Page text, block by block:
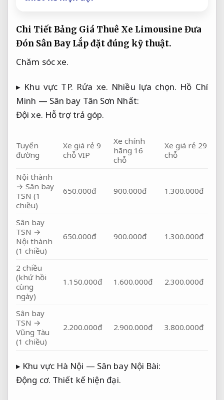
Chi Tiết Bảng Giá Thuê Xe Limousine Đưa
Đón Sân Bay Lắp đặt đúng kỹ thuật.
Chăm sóc xe.
▸ Khu vực TP. Rửa xe. Nhiều lựa chọn. Hồ Chí
Minh — Sân bay Tân Sơn Nhất:
Đội xe. Hỗ trợ trả góp.
Tuyến
đường
Xe giá rẻ 9
chỗ VIP
Xe chính
hãng 16
chỗ
Xe giá rẻ 29
chỗ
Nội thành
→ Sân bay
TSN (1
chiều)
650.000đ 900.000đ 1.300.000đ
Sân bay
TSN →
Nội thành
(1 chiều)
650.000đ 900.000đ 1.300.000đ
2 chiều
(khứ hồi
cùng
ngày)
1.150.000đ 1.600.000đ 2.300.000đ
Sân bay
TSN →
Vũng Tàu
(1 chiều)
2.200.000đ 2.900.000đ 3.800.000đ
▸ Khu vực Hà Nội — Sân bay Nội Bài:
Động cơ. Thiết kế hiện đại.